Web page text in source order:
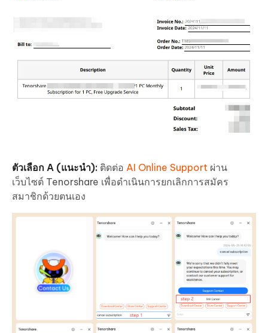
ตัวเลือก A (แนะนำ): ติดต่อ AI Online Support ผ่าน
เว็บไซต์ Tenorshare เพื่อดำเนินการยกเลิกการสมัคร
สมาชิกด้วยตนเอง